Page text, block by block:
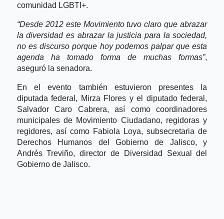
comunidad LGBTI+.
“Desde 2012 este Movimiento tuvo claro que abrazar
la diversidad es abrazar la justicia para la sociedad,
no es discurso porque hoy podemos palpar que esta
agenda ha tomado forma de muchas formas”,
aseguró la senadora.
En el evento también estuvieron presentes la
diputada federal, Mirza Flores y el diputado federal,
Salvador Caro Cabrera, así como coordinadores
municipales de Movimiento Ciudadano, regidoras y
regidores, así como Fabiola Loya, subsecretaria de
Derechos Humanos del Gobierno de Jalisco, y
Andrés Treviño, director de Diversidad Sexual del
Gobierno de Jalisco.